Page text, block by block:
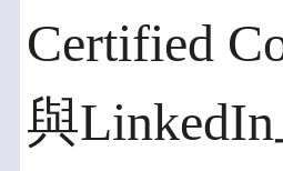
Certified
與